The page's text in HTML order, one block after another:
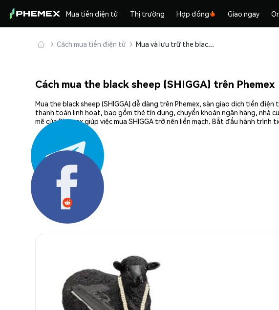
Mua tiền điện tử Thị trường Hợp đồng Giao ngay
Cách mua tiền điện tử Mua và lưu trữ the black sheep (SHIGGA) an toàn
Cách mua the black sheep (SHIGGA) trên Phemex
Mua the black sheep (SHIGGA) dễ dàng trên Phemex, sàn giao dịch tiền
thanh toán linh hoạt, bao gồm thẻ tín dụng, chuyển khoản ngân hàng, nhà
mẽ của Phemex giúp việc mua SHIGGA trở nên liền mạch. Bắt đầu hành
Chia sẻ: